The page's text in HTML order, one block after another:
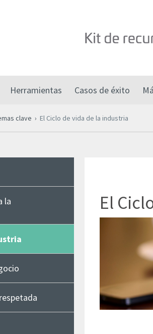
Herramientas Casos de éxito
clave El Ciclo de vida de la industria
la El